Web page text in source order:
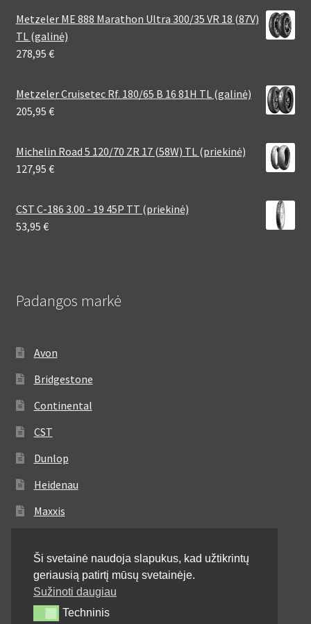
Metzeler ME 888 Marathon Ultra 300/35 VR 18 (87V)
TL (galinė)
278,95 €
Metzeler Cruisetec Rf. 180/65 B 16 81H TL (galinė)
205,95 €
Michelin Road 5 120/70 ZR 17 (58W) TL (priekinė)
127,95 €
CST C-186 3.00 - 19 45P TT (priekinė)
53,95 €
Padangos markė
Avon
Bridgestone
Continental
CST
Dunlop
Heidenau
Maxxis
Michelin
Mitas
Pirelli
Ši svetainė naudoja slapukus, kad užtikrintų
geriausią patirtį mūsų svetainėje.
Sužinoti daugiau
TechninisTechninis